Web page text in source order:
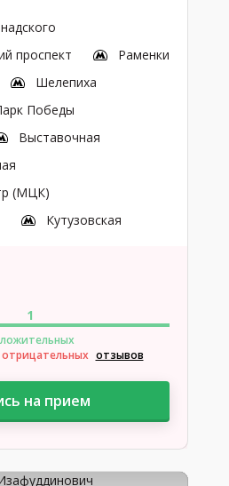
проспект
Раменки
Шелепиха
Победы
Выставочная
(МЦК)
Кутузовская
1
отрицательных отзывов
на прием